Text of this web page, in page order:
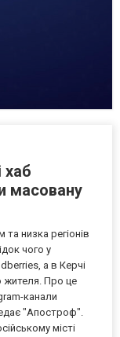
хаб
масовану
низка регіонів
чого у
а в Керчі
жителя. Про це
канали
"Апостроф".
місті